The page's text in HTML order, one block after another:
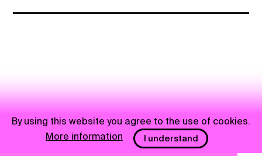
By using this website you agree to the use of cookies.
More information
I understand